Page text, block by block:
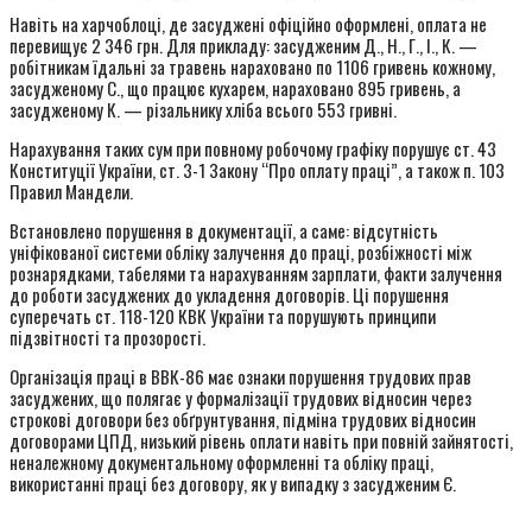
Навіть на харчоблоці, де засуджені офіційно оформлені, оплата не
перевищує 2 346 грн. Для прикладу: засудженим Д., Н., Г., І., К. —
робітникам їдальні за травень нараховано по 1106 гривень кожному,
засудженому С., що працює кухарем, нараховано 895 гривень, а
засудженому К. — різальнику хліба всього 553 гривні.
Нарахування таких сум при повному робочому графіку порушує ст. 43
Конституції України, ст. 3-1 Закону “Про оплату праці”, а також п. 103
Правил Мандели.
Встановлено порушення в документації, а саме: відсутність
уніфікованої системи обліку залучення до праці, розбіжності між
рознарядками, табелями та нарахуванням зарплати, факти залучення
до роботи засуджених до укладення договорів. Ці порушення
суперечать ст. 118-120 КВК України та порушують принципи
підзвітності та прозорості.
Організація праці в ВВК-86 має ознаки порушення трудових прав
засуджених, що полягає у формалізації трудових відносин через
строкові договори без обґрунтування, підміна трудових відносин
договорами ЦПД, низький рівень оплати навіть при повній зайнятості,
неналежному документальному оформленні та обліку праці,
використанні праці без договору, як у випадку з засудженим Є.